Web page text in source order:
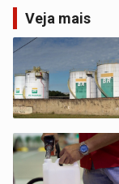
Veja mais